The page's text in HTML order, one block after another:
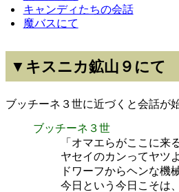
キャンディたちの会話
魔バスにて
▼キスニカ鉱山９にて
ブッチーネ３世に近づくと会話が
ブッチーネ３世
「オマエらがここに
ヤセイのカンってヤツ
ドワーフからヘンな機
今日という今日こそは